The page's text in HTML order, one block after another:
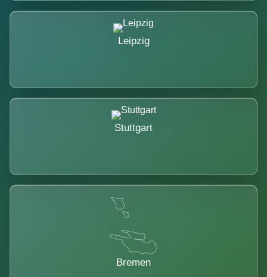
Leipzig
Stuttgart
Bremen